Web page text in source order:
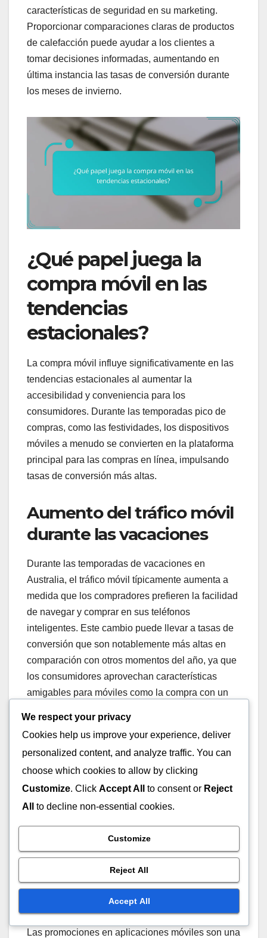
características de seguridad en su marketing.
Proporcionar comparaciones claras de productos
de calefacción puede ayudar a los clientes a
tomar decisiones informadas, aumentando en
última instancia las tasas de conversión durante
los meses de invierno.
¿Qué papel juega la
compra móvil en las
tendencias
estacionales?
La compra móvil influye significativamente en las
tendencias estacionales al aumentar la
accesibilidad y conveniencia para los
consumidores. Durante las temporadas pico de
compras, como las festividades, los dispositivos
móviles a menudo se convierten en la plataforma
principal para las compras en línea, impulsando
tasas de conversión más altas.
Aumento del tráfico móvil
durante las vacaciones
Durante las temporadas de vacaciones en
Australia, el tráfico móvil típicamente aumenta a
medida que los compradores prefieren la facilidad
de navegar y comprar en sus teléfonos
inteligentes. Este cambio puede llevar a tasas de
conversión que son notablemente más altas en
comparación con otros momentos del año, ya que
los consumidores aprovechan características
amigables para móviles como la compra con un
Los minoristas deben optimizar sus sitios web
para el uso móvil, asegurando tiempos de carga
rápidos y una navegación fácil. Una experiencia
móvil bien diseñada puede captar la atención de
los compradores navideños, llevando a un
Promociones en
aplicaciones móviles que
impulsan las ventas
Las promociones en aplicaciones móviles son una
We respect your privacy
Cookies help us improve your experience, deliver
personalized content, and analyze traffic. You can
choose which cookies to allow by clicking
Customize. Click Accept All to consent or Reject
All
to decline non-essential cookies.
Customize
Reject All
Accept All